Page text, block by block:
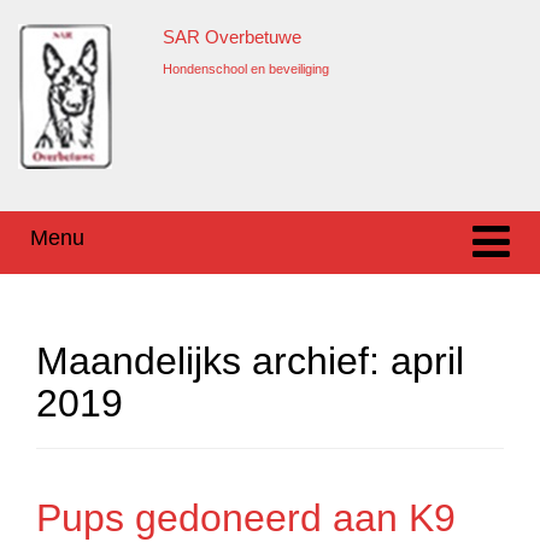
inhoud
hoofdmenu
SAR Overbetuwe
Hondenschool en beveiliging
Menu
Maandelijks archief: april
2019
Pups gedoneerd aan K9